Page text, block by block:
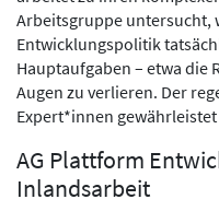
Arbeitsgruppe untersucht,
Entwicklungspolitik
Hauptaufgaben – etwa die
Augen zu verlieren. Der
Expert*innen
AG Plattform
Inlandsarbeit